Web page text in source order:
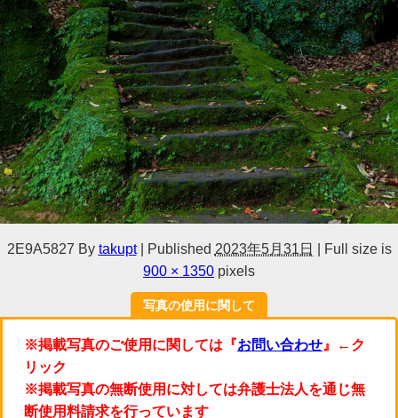
2E9A5827 By takupt Published 2023年5月31日
Full size is
900 × 1350 pixels
写真の使用に関して
※掲載写真のご使用に関しては『お問い合わせ 』←ク
リック
※掲載写真の無断使用に対しては弁護士法人を通じ無
断使用料請求を行っています